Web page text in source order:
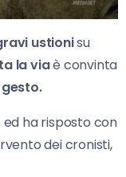
ustionisu
la viaè convinta
ed ha risposto con
dei cronisti,